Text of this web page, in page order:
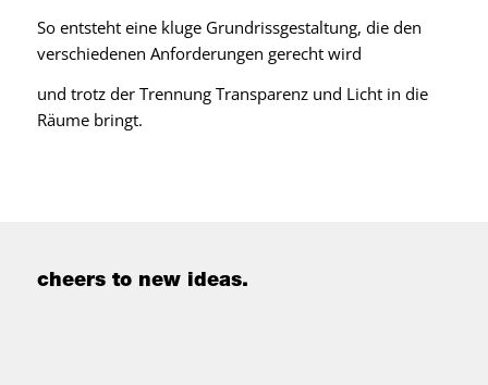
So entsteht eine kluge Grundrissgestaltung, die den
verschiedenen Anforderungen gerecht wird
und trotz der Trennung Transparenz und Licht in die
Räume bringt.
cheers to new ideas.